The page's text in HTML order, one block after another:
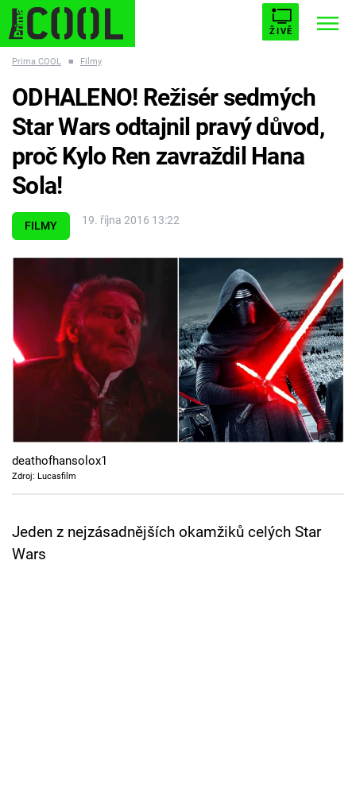
ŽIVĚ
ESCAPE PLNEJ KOTEL AVENGERS 5
Témata
Filmy
Seriály
Cool Esport
Sledujte prima+
Přihlášení
Prima COOL ■ Filmy
FILMY 19. října 2016 13:22
ODHALENO! Režisér sedmých
Star Wars odtajnil pravý důvod,
proč Kylo Ren zavraždil Hana
Sola!
deathofhansolox1
Zdroj: Lucasfilm
Jeden z nejzásadnějších okamžiků celých Star
Wars